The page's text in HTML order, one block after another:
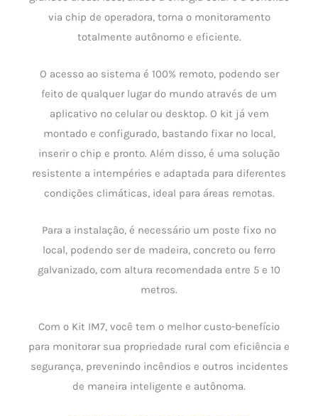
via chip de operadora, torna o monitoramento
totalmente autônomo e eficiente.
O acesso ao sistema é 100% remoto, podendo ser
feito de qualquer lugar do mundo através de um
aplicativo no celular ou desktop. O kit já vem
montado e configurado, bastando fixar no local,
inserir o chip e pronto. Além disso, é uma solução
resistente a intempéries e adaptada para diferentes
condições climáticas, ideal para áreas remotas.
Para a instalação, é necessário um poste fixo no
local, podendo ser de madeira, concreto ou ferro
galvanizado, com altura recomendada entre 5 e 10
metros.
Com o Kit IM7, você tem o melhor custo-benefício
para monitorar sua propriedade rural com eficiência e
segurança, prevenindo incêndios e outros incidentes
de maneira inteligente e autônoma.